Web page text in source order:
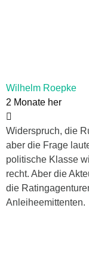
Wilhelm Roepke
2 Monate her
Widerspruch, die
aber die Frage
politische Klasse
recht. Aber die
die
Anleiheemittenten.